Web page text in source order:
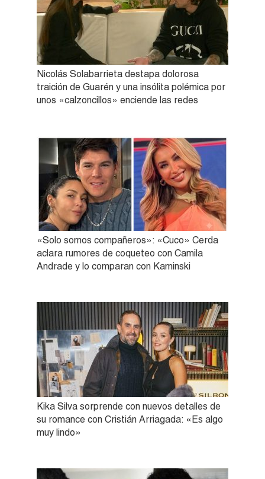
Nicolás Solabarrieta destapa dolorosa
traición de Guarén y una insólita polémica por
unos «calzoncillos» enciende las redes
«Solo somos compañeros»: «Cuco» Cerda
aclara rumores de coqueteo con Camila
Andrade y lo comparan con Kaminski
Kika Silva sorprende con nuevos detalles de
su romance con Cristián Arriagada: «Es algo
muy lindo»